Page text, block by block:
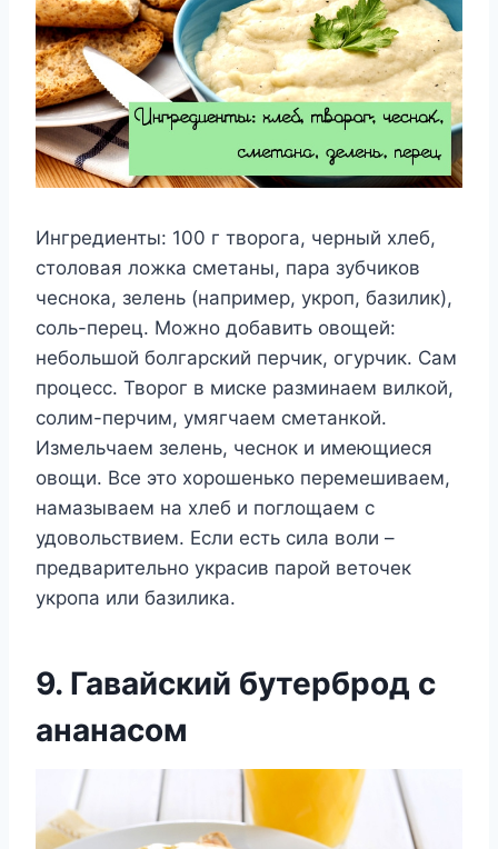
Ингредиенты: 100 г творога, черный хлеб,
столовая ложка сметаны, пара зубчиков
чеснока, зелень (например, укроп, базилик),
соль-перец. Можно добавить овощей:
небольшой болгарский перчик, огурчик. Сам
процесс. Творог в миске разминаем вилкой,
солим-перчим, умягчаем сметанкой.
Измельчаем зелень, чеснок и имеющиеся
овощи. Все это хорошенько перемешиваем,
намазываем на хлеб и поглощаем с
удовольствием. Если есть сила воли –
предварительно украсив парой веточек
укропа или базилика.
9. Гавайский бутерброд с
ананасом